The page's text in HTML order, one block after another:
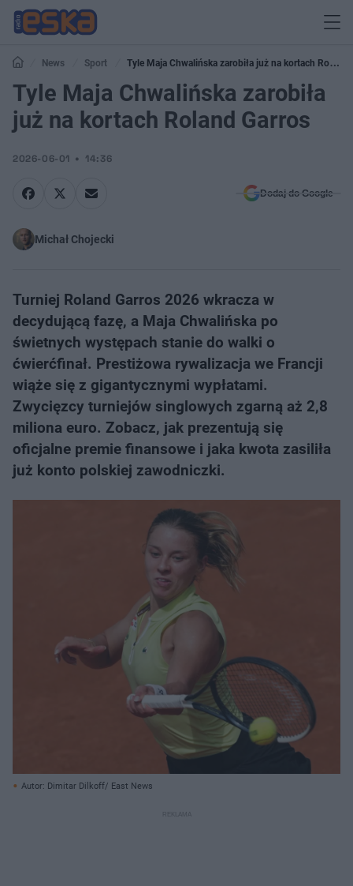
News Sport
Tyle Maja Chwalińska zarobiła już na kortach Roland
Garros
Tyle Maja Chwalińska zarobiła
już na kortach Roland Garros
2026-06-01 14:36
Dodaj do Google
Michał Chojecki
Turniej Roland Garros 2026 wkracza w
decydującą fazę, a Maja Chwalińska po
świetnych występach stanie do walki o
ćwierćfinał. Prestiżowa rywalizacja we Francji
wiąże się z gigantycznymi wypłatami.
Zwycięzcy turniejów singlowych zgarną aż 2,8
miliona euro. Zobacz, jak prezentują się
oficjalne premie finansowe i jaka kwota zasiliła
już konto polskiej zawodniczki.
Autor: Dimitar Dilkoff/ East News